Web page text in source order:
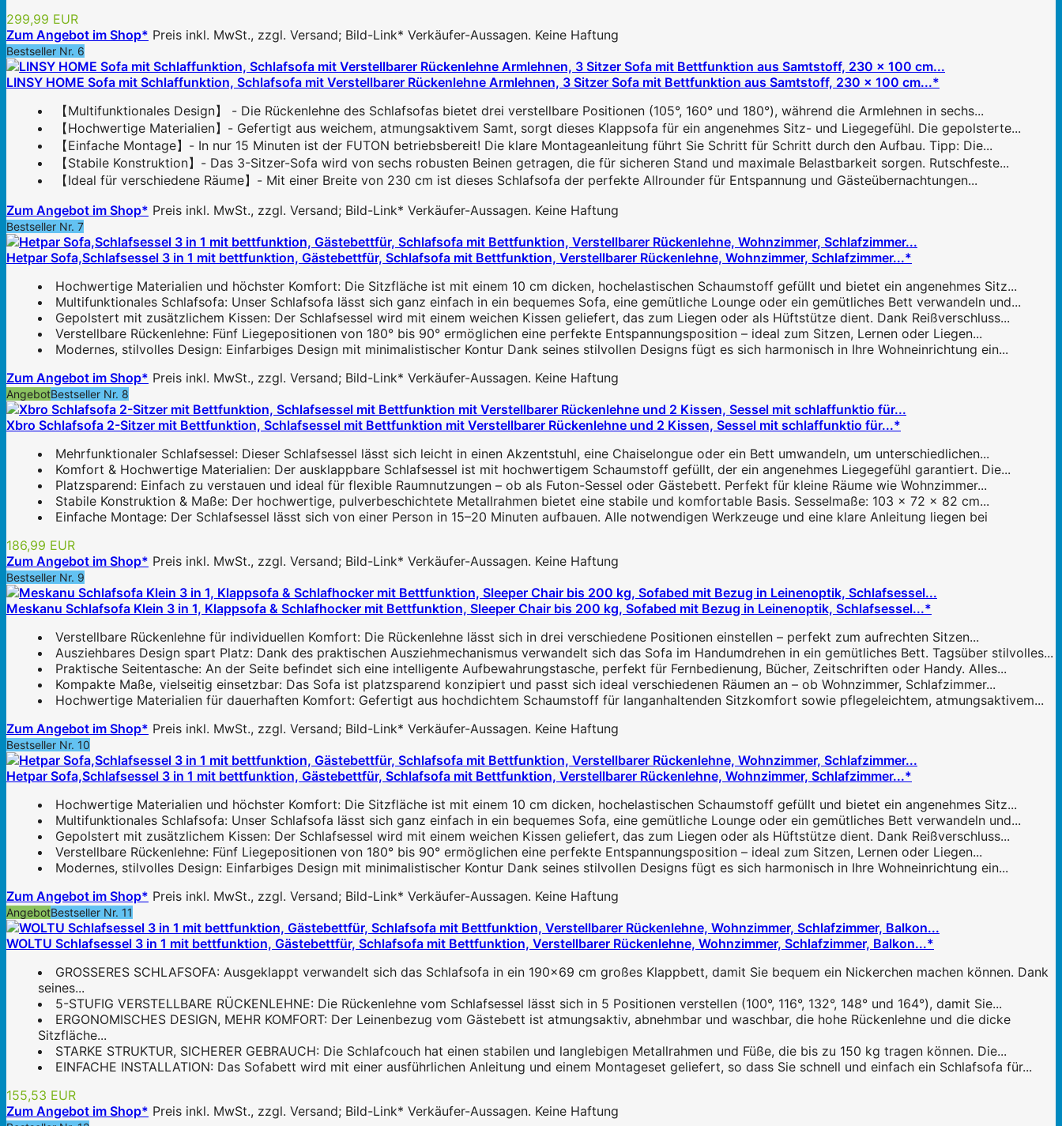
299,99 EUR
Zum Angebot im Shop* Preis inkl. MwSt., zzgl. Versand; Bild-Link* Verkäufer-Aussagen. Keine Haftung
Bestseller Nr. 6
LINSY HOME Sofa mit Schlaffunktion, Schlafsofa mit Verstellbarer Rückenlehne Armlehnen, 3 Sitzer Sofa mit Bettfunktion aus Samtstoff, 230 x 100 cm...*
【Multifunktionales Design】 - Die Rückenlehne des Schlafsofas bietet drei verstellbare Positionen (105°, 160° und 180°), während die Armlehnen in sechs...
【Hochwertige Materialien】- Gefertigt aus weichem, atmungsaktivem Samt, sorgt dieses Klappsofa für ein angenehmes Sitz- und Liegegefühl. Die gepolsterte...
【Einfache Montage】- In nur 15 Minuten ist der FUTON betriebsbereit! Die klare Montageanleitung führt Sie Schritt für Schritt durch den Aufbau. Tipp: Die...
【Stabile Konstruktion】- Das 3-Sitzer-Sofa wird von sechs robusten Beinen getragen, die für sicheren Stand und maximale Belastbarkeit sorgen. Rutschfeste...
【Ideal für verschiedene Räume】- Mit einer Breite von 230 cm ist dieses Schlafsofa der perfekte Allrounder für Entspannung und Gästeübernachtungen...
Zum Angebot im Shop* Preis inkl. MwSt., zzgl. Versand; Bild-Link* Verkäufer-Aussagen. Keine Haftung
Bestseller Nr. 7
Hetpar Sofa,Schlafsessel 3 in 1 mit bettfunktion, Gästebettfür, Schlafsofa mit Bettfunktion, Verstellbarer Rückenlehne, Wohnzimmer, Schlafzimmer...*
Hochwertige Materialien und höchster Komfort: Die Sitzfläche ist mit einem 10 cm dicken, hochelastischen Schaumstoff gefüllt und bietet ein angenehmes Sitz...
Multifunktionales Schlafsofa: Unser Schlafsofa lässt sich ganz einfach in ein bequemes Sofa, eine gemütliche Lounge oder ein gemütliches Bett verwandeln und...
Gepolstert mit zusätzlichem Kissen: Der Schlafsessel wird mit einem weichen Kissen geliefert, das zum Liegen oder als Hüftstütze dient. Dank Reißverschluss...
Verstellbare Rückenlehne: Fünf Liegepositionen von 180° bis 90° ermöglichen eine perfekte Entspannungsposition – ideal zum Sitzen, Lernen oder Liegen...
Modernes, stilvolles Design: Einfarbiges Design mit minimalistischer Kontur Dank seines stilvollen Designs fügt es sich harmonisch in Ihre Wohneinrichtung ein...
Zum Angebot im Shop* Preis inkl. MwSt., zzgl. Versand; Bild-Link* Verkäufer-Aussagen. Keine Haftung
AngebotBestseller Nr. 8
Xbro Schlafsofa 2-Sitzer mit Bettfunktion, Schlafsessel mit Bettfunktion mit Verstellbarer Rückenlehne und 2 Kissen, Sessel mit schlaffunktio für...*
Mehrfunktionaler Schlafsessel: Dieser Schlafsessel lässt sich leicht in einen Akzentstuhl, eine Chaiselongue oder ein Bett umwandeln, um unterschiedlichen...
Komfort & Hochwertige Materialien: Der ausklappbare Schlafsessel ist mit hochwertigem Schaumstoff gefüllt, der ein angenehmes Liegegefühl garantiert. Die...
Platzsparend: Einfach zu verstauen und ideal für flexible Raumnutzungen – ob als Futon-Sessel oder Gästebett. Perfekt für kleine Räume wie Wohnzimmer...
Stabile Konstruktion & Maße: Der hochwertige, pulverbeschichtete Metallrahmen bietet eine stabile und komfortable Basis. Sesselmaße: 103 x 72 x 82 cm...
Einfache Montage: Der Schlafsessel lässt sich von einer Person in 15–20 Minuten aufbauen. Alle notwendigen Werkzeuge und eine klare Anleitung liegen bei
186,99 EUR
Zum Angebot im Shop* Preis inkl. MwSt., zzgl. Versand; Bild-Link* Verkäufer-Aussagen. Keine Haftung
Bestseller Nr. 9
Meskanu Schlafsofa Klein 3 in 1, Klappsofa & Schlafhocker mit Bettfunktion, Sleeper Chair bis 200 kg, Sofabed mit Bezug in Leinenoptik, Schlafsessel...*
Verstellbare Rückenlehne für individuellen Komfort: Die Rückenlehne lässt sich in drei verschiedene Positionen einstellen – perfekt zum aufrechten Sitzen...
Ausziehbares Design spart Platz: Dank des praktischen Ausziehmechanismus verwandelt sich das Sofa im Handumdrehen in ein gemütliches Bett. Tagsüber stilvolles...
Praktische Seitentasche: An der Seite befindet sich eine intelligente Aufbewahrungstasche, perfekt für Fernbedienung, Bücher, Zeitschriften oder Handy. Alles...
Kompakte Maße, vielseitig einsetzbar: Das Sofa ist platzsparend konzipiert und passt sich ideal verschiedenen Räumen an – ob Wohnzimmer, Schlafzimmer...
Hochwertige Materialien für dauerhaften Komfort: Gefertigt aus hochdichtem Schaumstoff für langanhaltenden Sitzkomfort sowie pflegeleichtem, atmungsaktivem...
Zum Angebot im Shop* Preis inkl. MwSt., zzgl. Versand; Bild-Link* Verkäufer-Aussagen. Keine Haftung
Bestseller Nr. 10
Hetpar Sofa,Schlafsessel 3 in 1 mit bettfunktion, Gästebettfür, Schlafsofa mit Bettfunktion, Verstellbarer Rückenlehne, Wohnzimmer, Schlafzimmer...*
Hochwertige Materialien und höchster Komfort: Die Sitzfläche ist mit einem 10 cm dicken, hochelastischen Schaumstoff gefüllt und bietet ein angenehmes Sitz...
Multifunktionales Schlafsofa: Unser Schlafsofa lässt sich ganz einfach in ein bequemes Sofa, eine gemütliche Lounge oder ein gemütliches Bett verwandeln und...
Gepolstert mit zusätzlichem Kissen: Der Schlafsessel wird mit einem weichen Kissen geliefert, das zum Liegen oder als Hüftstütze dient. Dank Reißverschluss...
Verstellbare Rückenlehne: Fünf Liegepositionen von 180° bis 90° ermöglichen eine perfekte Entspannungsposition – ideal zum Sitzen, Lernen oder Liegen...
Modernes, stilvolles Design: Einfarbiges Design mit minimalistischer Kontur Dank seines stilvollen Designs fügt es sich harmonisch in Ihre Wohneinrichtung ein...
Zum Angebot im Shop* Preis inkl. MwSt., zzgl. Versand; Bild-Link* Verkäufer-Aussagen. Keine Haftung
AngebotBestseller Nr. 11
WOLTU Schlafsessel 3 in 1 mit bettfunktion, Gästebettfür, Schlafsofa mit Bettfunktion, Verstellbarer Rückenlehne, Wohnzimmer, Schlafzimmer, Balkon...*
GROSSERES SCHLAFSOFA: Ausgeklappt verwandelt sich das Schlafsofa in ein 190x69 cm großes Klappbett, damit Sie bequem ein Nickerchen machen können. Dank
seines...
5-STUFIG VERSTELLBARE RÜCKENLEHNE: Die Rückenlehne vom Schlafsessel lässt sich in 5 Positionen verstellen (100°, 116°, 132°, 148° und 164°), damit Sie...
ERGONOMISCHES DESIGN, MEHR KOMFORT: Der Leinenbezug vom Gästebett ist atmungsaktiv, abnehmbar und waschbar, die hohe Rückenlehne und die dicke
Sitzfläche...
STARKE STRUKTUR, SICHERER GEBRAUCH: Die Schlafcouch hat einen stabilen und langlebigen Metallrahmen und Füße, die bis zu 150 kg tragen können. Die...
EINFACHE INSTALLATION: Das Sofabett wird mit einer ausführlichen Anleitung und einem Montageset geliefert, so dass Sie schnell und einfach ein Schlafsofa für...
155,53 EUR
Zum Angebot im Shop* Preis inkl. MwSt., zzgl. Versand; Bild-Link* Verkäufer-Aussagen. Keine Haftung